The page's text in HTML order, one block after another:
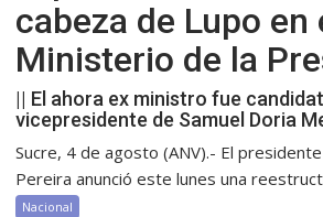
cabeza de Lupo en
Ministerio de la
|| El ahora ex ministro fue
vicepresidente de Samuel Doria
Sucre, 4 de agosto (ANV).- El
Pereira anunció este lunes una
Nacional